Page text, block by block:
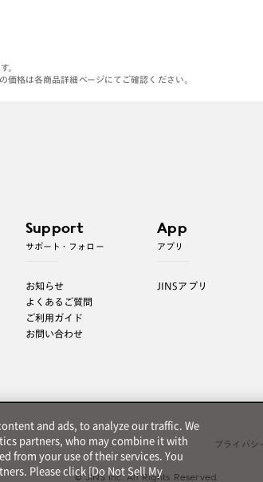
。
格は各商品詳細ページにてご確認ください。
Support
サポート・フォロー
お知らせ
よくあるご質問
ご利用ガイド
お問い合わせ
App
アプリ
JINSアプリ
プライバシ
© JINS Inc. All Rights Reserved.
and ads, to analyze our traffic. We
partners, who may combine it with
from your use of their services. You
Please click [Do Not Sell My